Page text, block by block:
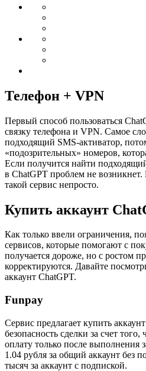
Телефон + VPN
Первый способ пользоваться
связку телефона и VPN. Самое
подходящий SMS-активатор,
«подозрительных» номеров,
Если получится найти
в ChatGPT проблем не
такой сервис непросто.
Купить аккаунт
Как только ввели ограничения,
сервисов, которые помогают с
получается дороже, но с ростом
корректируются. Давайте
аккаунт ChatGPT.
Funpay
Сервис предлагает купить
безопасность сделки за счет
оплату только после выполнения
1.04 рубля за общий аккаунт без
тысяч за аккаунт с подпиской.